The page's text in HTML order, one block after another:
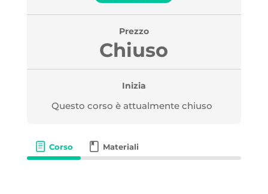
Prezzo
Chiuso
Inizia
Questo corso è attualmente chiuso
Corso Materiali